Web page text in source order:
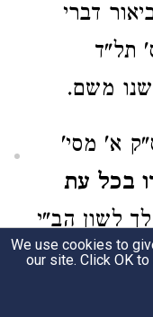
דברי
תל"ד
משם.
א' מסי'
בכל עת
לשון הב"י
א' המוצא
We use cookies to
our site. Click OK